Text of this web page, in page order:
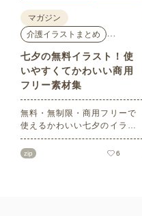
マガジン
介護イラストまとめ
七夕の無料イラスト！使
いやすくてかわいい商用
フリー素材集
無料・無制限・商用フリーで
使えるかわいい七夕のイラス
ト素材をご紹介します。短冊
の印刷用テンプレート、飾り
zip 6